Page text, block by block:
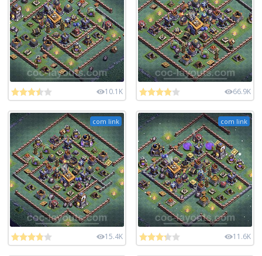
10.1K 66.9K
com link
15.4K
com link
11.6K